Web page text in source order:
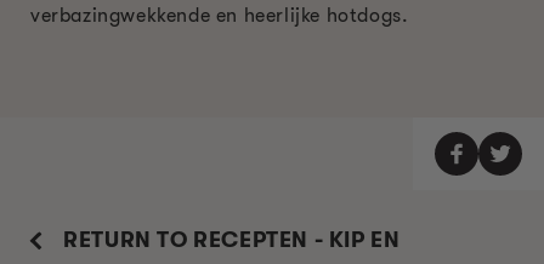
verbazingwekkende en heerlijke hotdogs.
RETURN TO RECEPTEN - KIP EN